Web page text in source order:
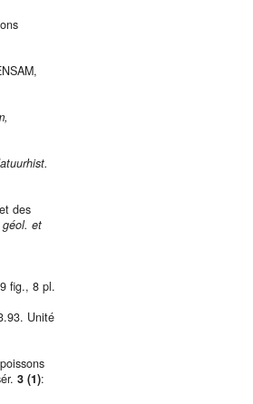
des
géol. et
fig., 8 pl.
Unité
3 (1):